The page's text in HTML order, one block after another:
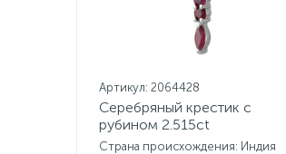
Артикул: 2064428
Серебряный крестик с
рубином 2.515ct
Страна происхождения: Индия